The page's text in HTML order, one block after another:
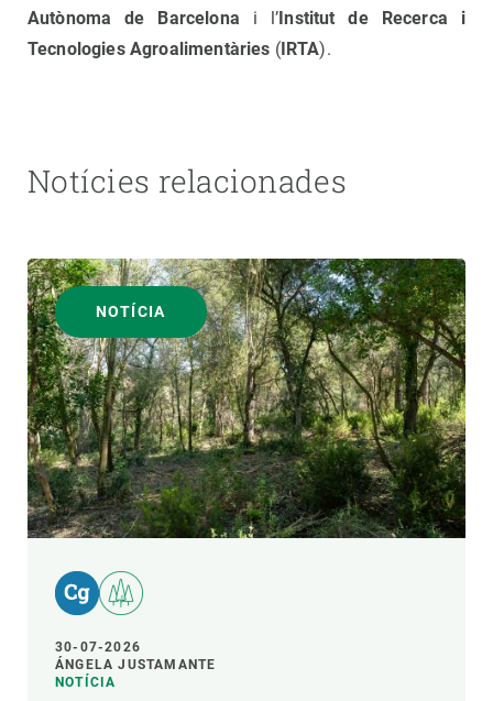
Autònoma de Barcelona i l’ Institut de Recerca i
Tecnologies Agroalimentàries (IRTA).
Notícies relacionades
NOTÍCIA
30-07-2026
ÁNGELA JUSTAMANTE
NOTÍCIA